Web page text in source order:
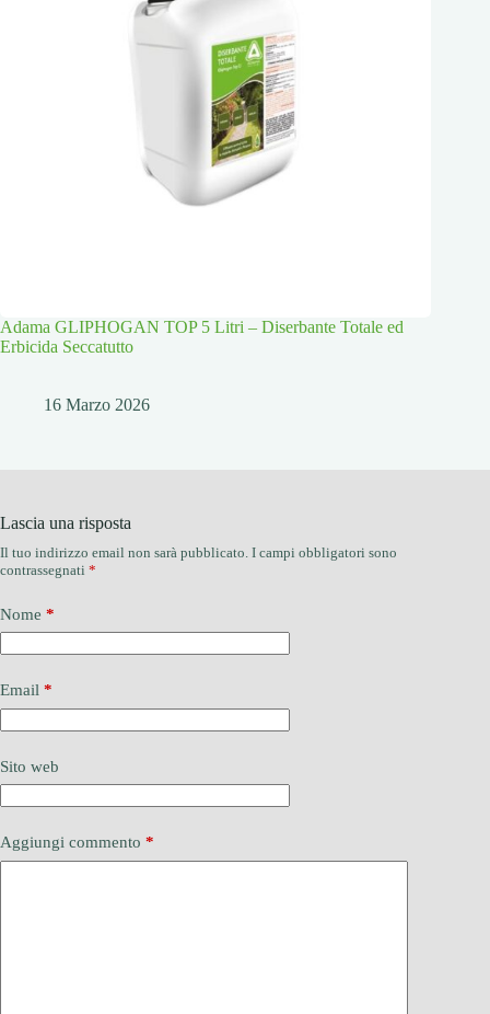
Adama GLIPHOGAN TOP 5 Litri – Diserbante Totale ed
Erbicida Seccatutto
16 Marzo 2026
Lascia una risposta
Il tuo indirizzo email non sarà pubblicato. I campi obbligatori sono
contrassegnati *
Nome *
Email *
Sito web
Aggiungi commento *